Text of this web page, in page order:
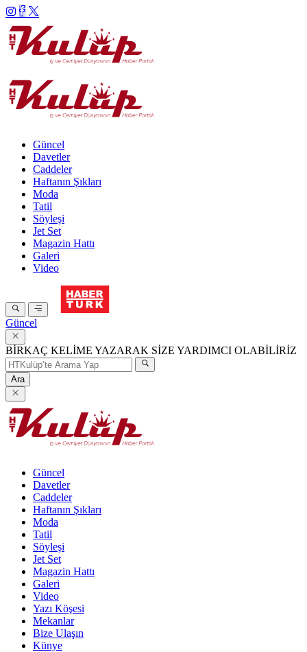
Güncel
Davetler
Caddeler
Haftanın Şıkları
Moda
Tatil
Söyleşi
Jet Set
Magazin Hattı
Galeri
Video
Güncel
BİRKAÇ KELİME YAZARAK SİZE YARDIMCI OLABİLİRİZ
Ara
Güncel
Davetler
Caddeler
Haftanın Şıkları
Moda
Tatil
Söyleşi
Jet Set
Magazin Hattı
Galeri
Video
Yazı Köşesi
Mekanlar
Bize Ulaşın
Künye